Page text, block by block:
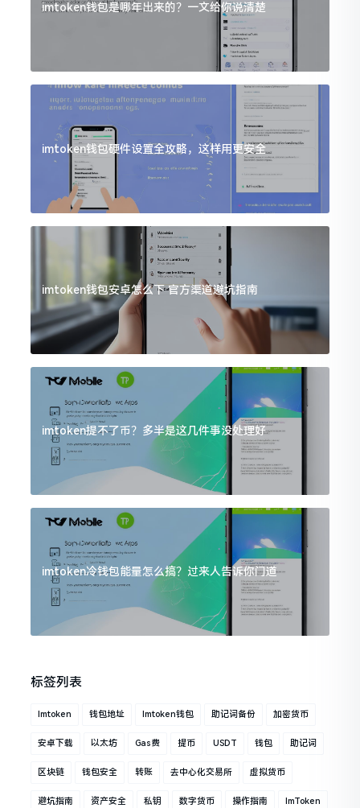
imtoken钱包是哪年出来的？一文给你说清楚
imtoken钱包硬件设置全攻略，这样用更安全
imtoken钱包安卓怎么下 官方渠道避坑指南
imtoken提不了币？多半是这几件事没处理好
imtoken冷钱包能量怎么搞？过来人告诉你门道
标签列表
Imtoken 钱包地址 Imtoken钱包 助记词备份 加密货币
安卓下载 以太坊 Gas费 提币 USDT 钱包 助记词
区块链 钱包安全 转账 去中心化交易所 虚拟货币
避坑指南 资产安全 私钥 数字货币 操作指南 ImToken